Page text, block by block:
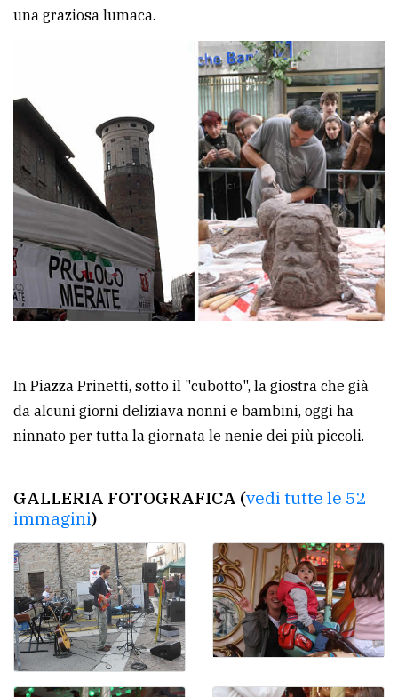
una graziosa lumaca.
In Piazza Prinetti, sotto il "cubotto", la giostra che già
da alcuni giorni deliziava nonni e bambini, oggi ha
ninnato per tutta la giornata le nenie dei più piccoli.
GALLERIA FOTOGRAFICA (vedi tutte le 52
immagini)